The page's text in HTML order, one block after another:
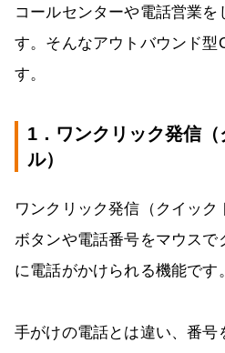
コールセンターや電話営業
す。そんなアウトバウンド型
す。
1．ワンクリック発信
ル）
ワンクリック発信（クイッ
ボタンや電話番号をマウス
に電話がかけられる機能です。
手がけの電話とは違い、番号